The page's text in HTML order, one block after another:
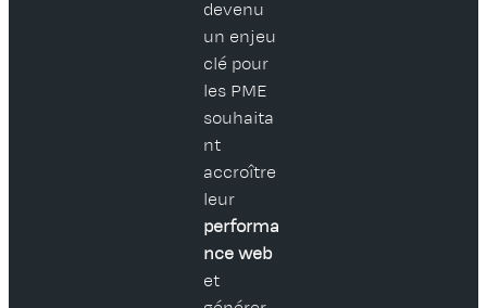
devenu
un enjeu
clé pour
les PME
souhaita
nt
accroître
leur
performa
nce web
et